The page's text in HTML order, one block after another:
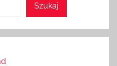
Szukaj